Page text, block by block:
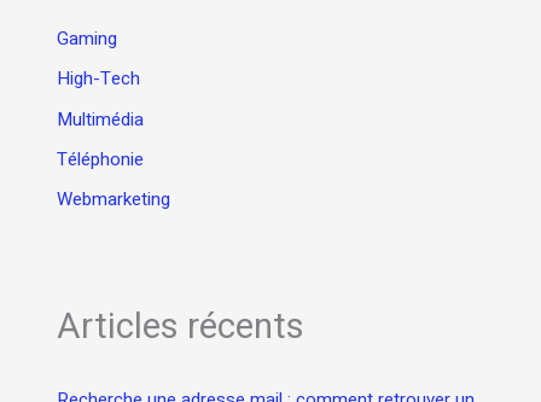
Gaming
High-Tech
Multimédia
Téléphonie
Webmarketing
Articles récents